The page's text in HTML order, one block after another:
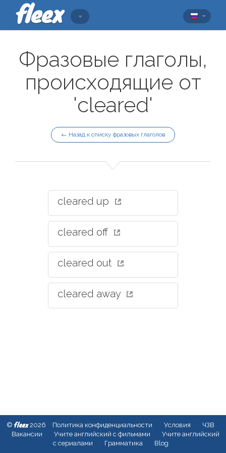
Фразовые глаголы,
происходящие от
'cleared'
← Назад к списку фразовых глаголов
cleared up
cleared off
cleared out
cleared away
© fleex2026 Политика конфиденциальности Условия
ЧЗВ
Вакансии
Учите английский с фильмами
Учите английский
с сериалами
Грамматика Blog